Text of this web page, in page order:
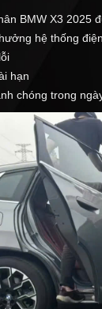
BMW X3 2025
hệ thống điện
hạn
chóng trong